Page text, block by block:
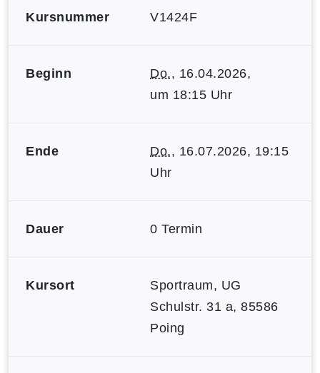
Kursnummer V1424F
Beginn Do., 16.04.2026,
um 18:15 Uhr
Ende Do., 16.07.2026, 19:15
Uhr
Dauer 0 Termin
Kursort
Sportraum, UG
Schulstr. 31 a, 85586
Poing